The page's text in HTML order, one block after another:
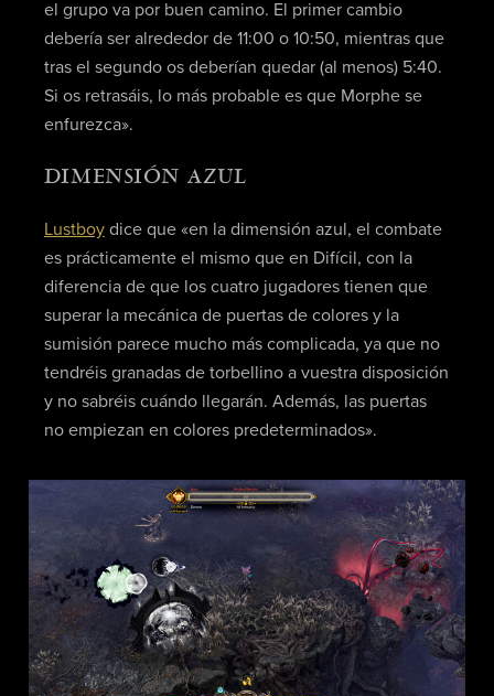
el grupo va por buen camino. El primer cambio
debería ser alrededor de 11:00 o 10:50, mientras que
tras el segundo os deberían quedar (al menos) 5:40.
Si os retrasáis, lo más probable es que Morphe se
enfurezca».
DIMENSIÓN AZUL
Lustboydice que «en la dimensión azul, el combate
es prácticamente el mismo que en Difícil, con la
diferencia de que los cuatro jugadores tienen que
superar la mecánica de puertas de colores y la
sumisión parece mucho más complicada, ya que no
tendréis granadas de torbellino a vuestra disposición
y no sabréis cuándo llegarán. Además, las puertas
no empiezan en colores predeterminados».